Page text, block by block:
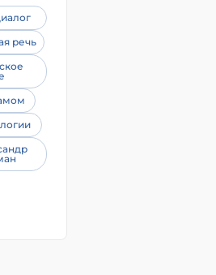
речь